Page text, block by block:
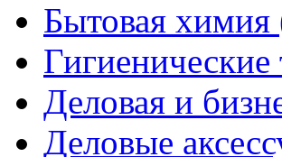
Бытовая химия
Гигиенические
Деловая и
Деловые